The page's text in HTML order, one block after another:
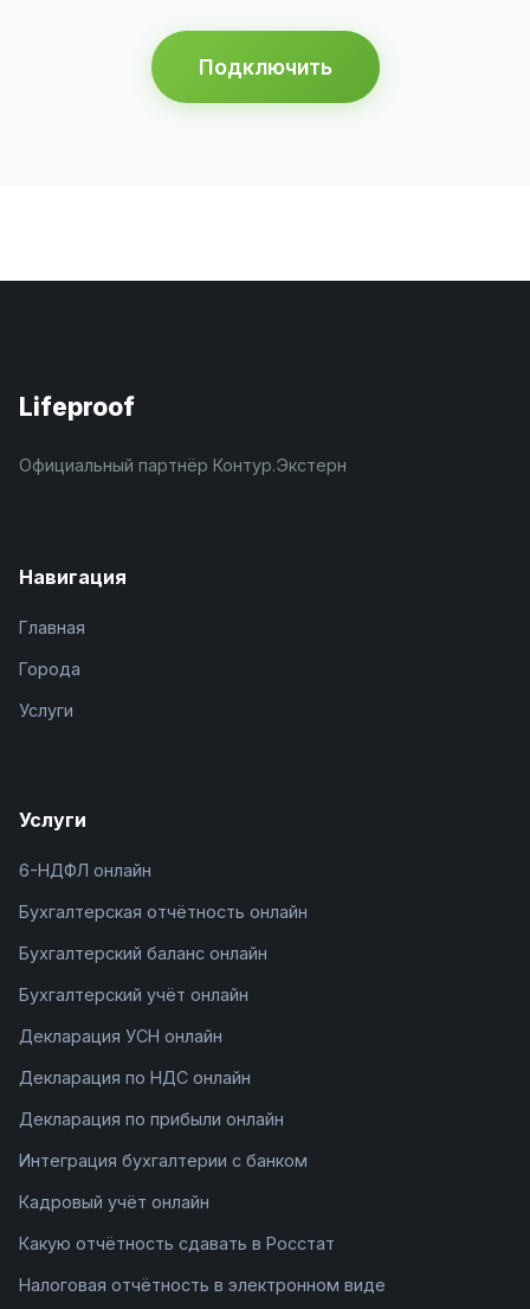
Подключить
Lifeproof
Официальный партнёр Контур.Экстерн
Навигация
Главная
Города
Услуги
Услуги
6-НДФЛ онлайн
Бухгалтерская отчётность онлайн
Бухгалтерский баланс онлайн
Бухгалтерский учёт онлайн
Декларация УСН онлайн
Декларация по НДС онлайн
Декларация по прибыли онлайн
Интеграция бухгалтерии с банком
Кадровый учёт онлайн
Какую отчётность сдавать в Росстат
Налоговая отчётность в электронном виде